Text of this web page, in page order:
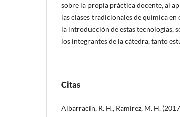
sobre la propia práctica docente, al
las clases tradicionales de química
la introducción de estas tecnologías,
los integrantes de la cátedra, tanto
Citas
Albarracín, R. H., Ramírez, M. H.